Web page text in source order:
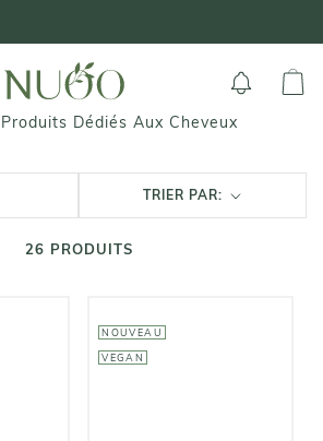
Dédiés Aux Cheveux
TRIER PAR:
26 PRODUITS
NOUVEAU
VEGAN